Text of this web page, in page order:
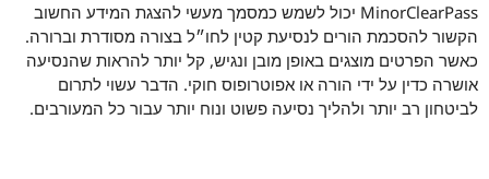
MinorClearPass יכול לשמש כמסמך מעשי להצגת המידע החשוב
הקשור להסכמת הורים לנסיעת קטין לחו״ל בצורה מסודרת וברורה.
כאשר הפרטים מוצגים באופן מובן ונגיש, קל יותר להראות שהנסיעה
אושרה כדין על ידי הורה או אפוטרופוס חוקי. הדבר עשוי לתרום
לביטחון רב יותר ולהליך נסיעה פשוט ונוח יותר עבור כל המעורבים.